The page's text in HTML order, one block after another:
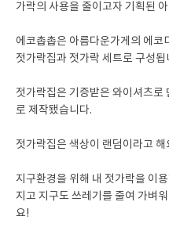
가락의 사용을 줄이고자 기획된
에코촙촙은 아름다운가게의 에코
젓가락집과 젓가락 세트로 구성됩
젓가락집은 기증받은 와이셔츠로
로 제작됐습니다.
젓가락집은 색상이 랜덤이라고 해
지구환경을 위해 내 젓가락을 이
지고 지구도 쓰레기를 줄여 가벼
요!